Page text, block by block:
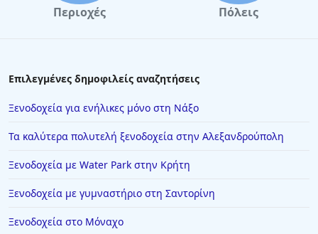
Περιοχές Πόλεις
Επιλεγμένες δημοφιλείς αναζητήσεις
Ξενοδοχεία για ενήλικες μόνο στη Νάξο
Τα καλύτερα πολυτελή ξενοδοχεία στην Αλεξανδρούπολη
Ξενοδοχεία με Water Park στην Κρήτη
Ξενοδοχεία με γυμναστήριο στη Σαντορίνη
Ξενοδοχεία στο Μόναχο